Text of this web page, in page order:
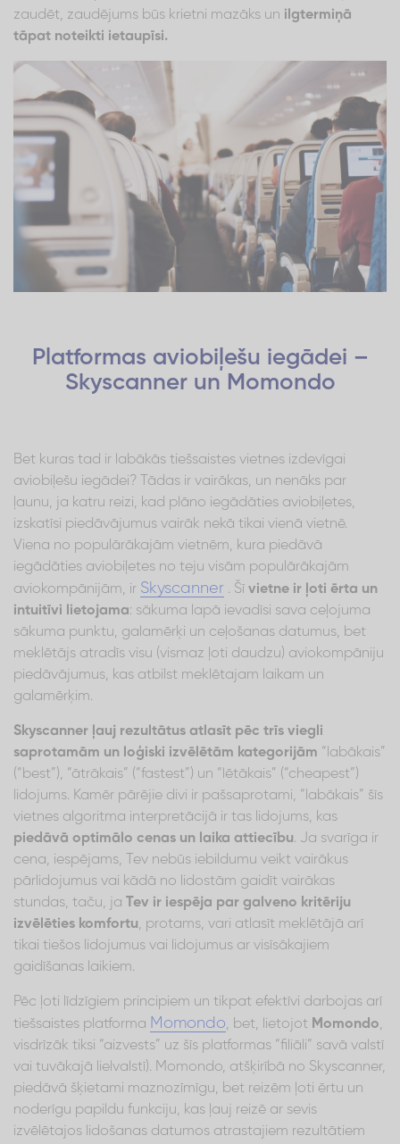
zaudēt, zaudējums būs krietni mazāks un ilgtermiņā
tāpat noteikti ietaupīsi.
Platformas aviobiļešu iegādei –
Skyscanner un Momondo
Bet kuras tad ir labākās tiešsaistes vietnes izdevīgai
aviobiļešu iegādei? Tādas ir vairākas, un nenāks par
ļaunu, ja katru reizi, kad plāno iegādāties aviobiļetes,
izskatīsi piedāvājumus vairāk nekā tikai vienā vietnē.
Viena no populārākajām vietnēm, kura piedāvā
iegādāties aviobiļetes no teju visām populārākajām
aviokompānijām, ir Skyscanner . Šī vietne ir ļoti ērta un
intuitīvi lietojama: sākuma lapā ievadīsi sava ceļojuma
sākuma punktu, galamērķi un ceļošanas datumus, bet
meklētājs atradīs visu (vismaz ļoti daudzu) aviokompāniju
piedāvājumus, kas atbilst meklētajam laikam un
galamērķim.
Skyscanner ļauj rezultātus atlasīt pēc trīs viegli
saprotamām un loģiski izvēlētām kategorijām “labākais”
(“best”), “ātrākais” (“fastest”) un “lētākais” (“cheapest”)
lidojums. Kamēr pārējie divi ir pašsaprotami, “labākais” šīs
vietnes algoritma interpretācijā ir tas lidojums, kas
piedāvā optimālo cenas un laika attiecību. Ja svarīga ir
cena, iespējams, Tev nebūs iebildumu veikt vairākus
pārlidojumus vai kādā no lidostām gaidīt vairākas
stundas, taču, ja
Tev ir iespēja par galveno kritēriju
izvēlēties komfortu, protams, vari atlasīt meklētājā arī
tikai tiešos lidojumus vai lidojumus ar visīsākajiem
gaidīšanas laikiem.
Pēc ļoti līdzīgiem principiem un tikpat efektīvi darbojas arī
tiešsaistes platforma Momondo, bet, lietojot Momondo,
visdrīzāk tiksi “aizvests” uz šīs platformas “filiāli” savā valstī
vai tuvākajā lielvalstī). Momondo, atšķirībā no Skyscanner,
piedāvā šķietami maznozīmīgu, bet reizēm ļoti ērtu un
noderīgu papildu funkciju, kas ļauj reizē ar sevis
izvēlētajos lidošanas datumos atrastajiem rezultātiem